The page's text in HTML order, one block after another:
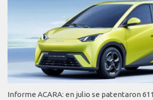
Informe ACARA: en julio se patentaron